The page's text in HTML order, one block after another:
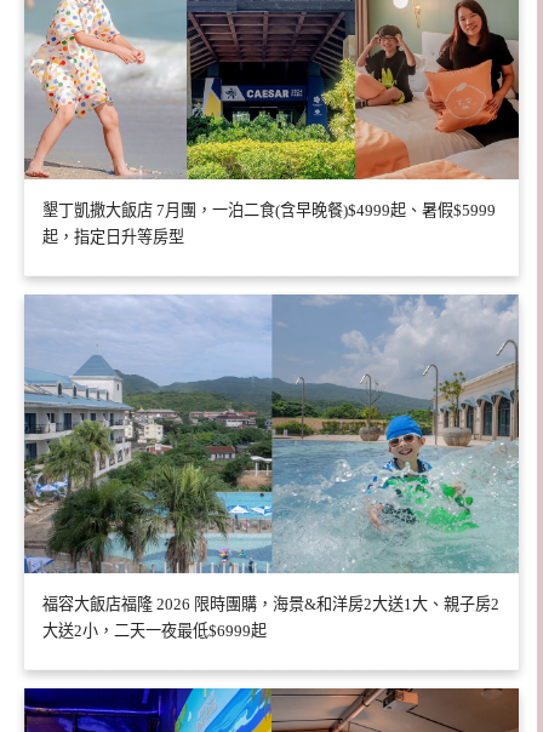
墾丁凱撒大飯店 7月團，一泊二食(含早晚餐)$4999起、暑假$5999
起，指定日升等房型
福容大飯店福隆 2026 限時團購，海景&和洋房2大送1大、親子房2
大送2小，二天一夜最低$6999起